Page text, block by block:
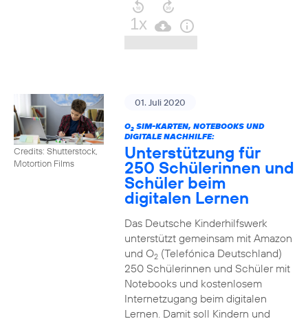
Credits: Shutterstock,
Motortion Films
01. Juli 2020
O2SIM-KARTEN, NOTEBOOKS UND
DIGITALE NACHHILFE:
Unterstützung für
250 Schülerinnen und
Schüler beim
digitalen Lernen
Das Deutsche Kinderhilfswerk
unterstützt gemeinsam mit Amazon
und O2(Telefónica Deutschland)
250 Schülerinnen und Schüler mit
Notebooks und kostenlosem
Internetzugang beim digitalen
Lernen. Damit soll Kindern und